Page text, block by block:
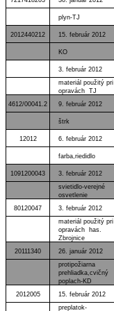
plyn-TJ
2012440212 15. február 2012
KO
3. február 2012
materiál použitý pri
opravách TJ
4612/00041.2
9. február 2012
štrk
12012 6. február 2012
farba,riedidlo
1091200043 3. február 2012
svietidlo-verejné
osvetlenie
80120047
3. február 2012
materiál použitý pri
opravách has.
Zbrojnice
20111340
26. január 2012
protipožiarna
prehliadka,cvičný
poplach-KD
2012005
15. február 2012
preplatok-